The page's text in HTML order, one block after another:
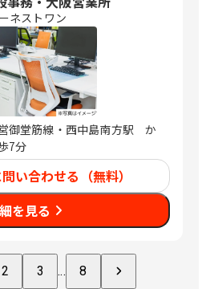
ネストワン
御堂筋線・西中島南方駅 か
7分
い合わせる（無料）
を見る
2 3 ... 8